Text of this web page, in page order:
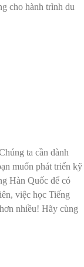
cho hành trình du
ta cần dành
muốn phát triển kỹ
Hàn Quốc để có
việc học Tiếng
nhiều! Hãy cùng